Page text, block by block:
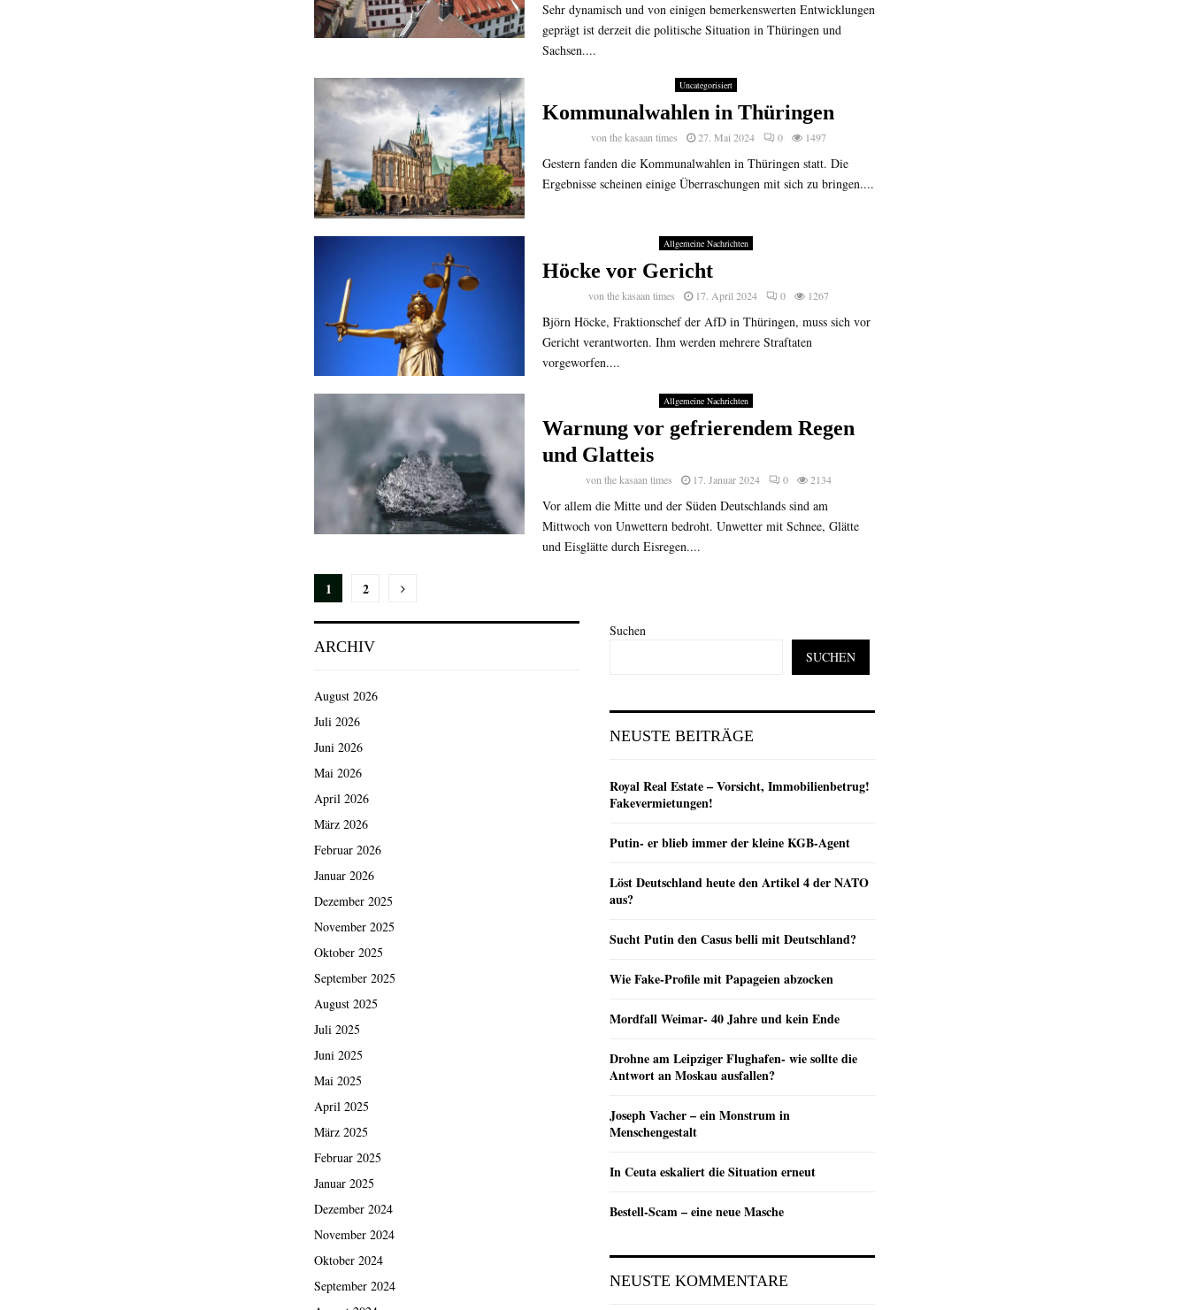
Sehr dynamisch und von einigen bemerkenswerten Entwicklungen
geprägt ist derzeit die politische Situation in Thüringen und
Sachsen....
Uncategorisiert
Kommunalwahlen in Thüringen
vonthe kasaan times 27. Mai 2024 0 1497
Gestern fanden die Kommunalwahlen in Thüringen statt. Die
Ergebnisse scheinen einige Überraschungen mit sich zu bringen....
Allgemeine Nachrichten
Höcke vor Gericht
von the kasaan times 17. April 2024 0 1267
Björn Höcke, Fraktionschef der AfD in Thüringen, muss sich vor
Gericht verantworten. Ihm werden mehrere Straftaten
vorgeworfen....
Allgemeine Nachrichten
Warnung vor gefrierendem Regen
und Glatteis
vonthe kasaan times 17. Januar 2024 0 2134
Vor allem die Mitte und der Süden Deutschlands sind am
Mittwoch von Unwettern bedroht. Unwetter mit Schnee, Glätte
und Eisglätte durch Eisregen....
Seitennummerierung
der
Beiträge
1 2
ARCHIV
August 2026
Juli 2026
Juni 2026
Mai 2026
April 2026
März 2026
Februar 2026
Januar 2026
Dezember 2025
November 2025
Oktober 2025
September 2025
August 2025
Juli 2025
Juni 2025
Mai 2025
April 2025
März 2025
Februar 2025
Januar 2025
Dezember 2024
November 2024
Oktober 2024
September 2024
Suchen
SUCHEN
NEUSTE BEITRÄGE
Royal Real Estate – Vorsicht, Immobilienbetrug!
Fakevermietungen!
Putin- er blieb immer der kleine KGB-Agent
Löst Deutschland heute den Artikel 4 der NATO
aus?
Sucht Putin den Casus belli mit Deutschland?
Wie Fake-Profile mit Papageien abzocken
Mordfall Weimar- 40 Jahre und kein Ende
Drohne am Leipziger Flughafen- wie sollte die
Antwort an Moskau ausfallen?
Joseph Vacher – ein Monstrum in
Menschengestalt
In Ceuta eskaliert die Situation erneut
Bestell-Scam – eine neue Masche
NEUSTE KOMMENTARE